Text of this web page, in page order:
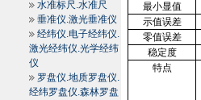
水准标尺.水准尺
垂准仪.激光垂准仪
经纬仪.电子经纬仪.
激光经纬仪.光学经纬
仪
罗盘仪.地质罗盘仪.
经纬罗盘仪.森林罗盘
最小显值
示值误差
零值误差
稳定度
特点